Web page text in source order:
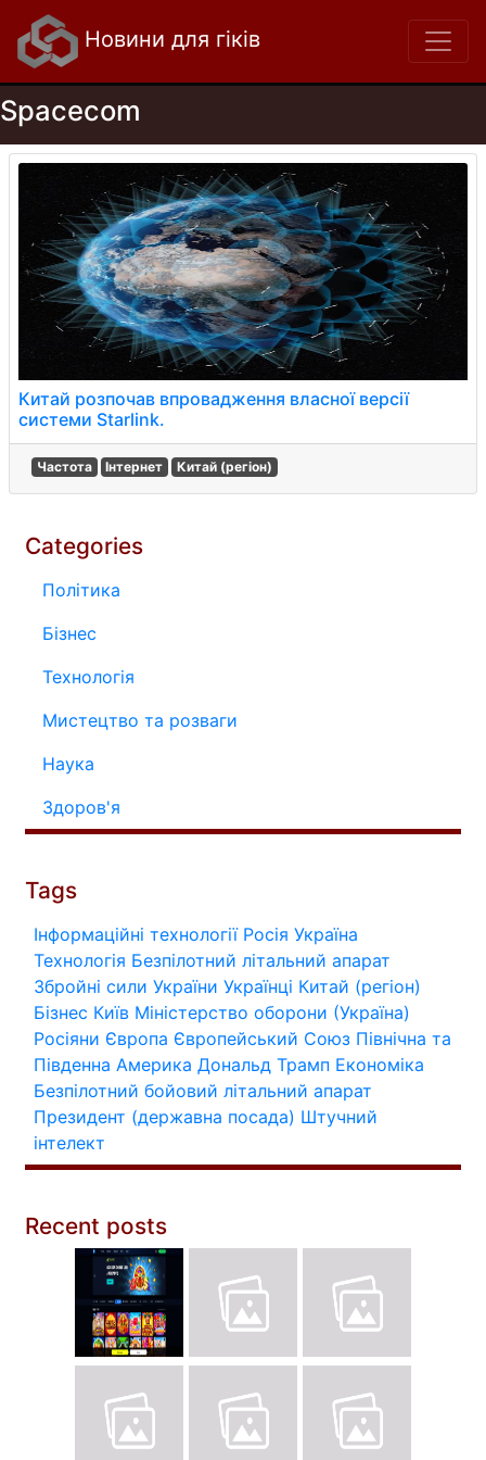
Новини для гіків
Spacecom
Китай розпочав впровадження власної версії
системи Starlink.
Частота Інтернет Китай (регіон)
Categories
Політика
Бізнес
Технологія
Мистецтво та розваги
Наука
Здоров'я
Tags
Інформаційні технології Росія Україна
Технологія Безпілотний літальний апарат
Збройні сили України Українці Китай (регіон)
Бізнес Київ Міністерство оборони (Україна)
Росіяни Європа Європейський Союз Північна та
Південна Америка Дональд Трамп Економіка
Безпілотний бойовий літальний апарат
Президент (державна посада) Штучний
інтелект
Recent posts